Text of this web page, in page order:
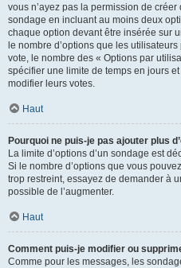
vous n’ayez pas la permission de
sondage en incluant au moins deux
chaque option devant être insérée sur
le nombre d’options que les
vote, le nombre des « Options par
spécifier une limite de temps en jours
modifier leurs votes.
Haut
Pourquoi ne puis-je pas ajouter plus
La limite d’options d’un sondage est
Si le nombre d’options que vous
trop restreint, essayez de demander à
possible de l’augmenter.
Haut
Comment puis-je modifier ou
Comme pour les messages, les